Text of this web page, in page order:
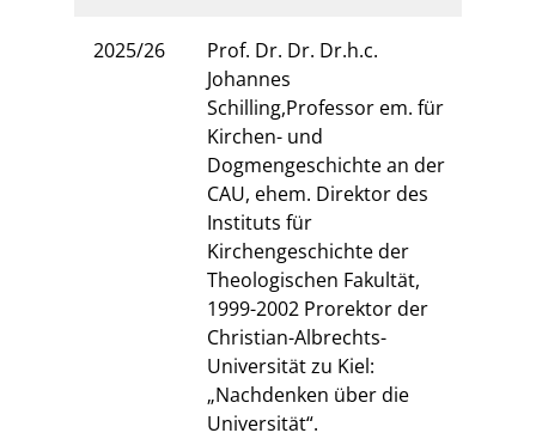
2025/26
Prof. Dr. Dr. Dr.h.c.
Johannes
Schilling,Professor em. für
Kirchen- und
Dogmengeschichte an der
CAU, ehem. Direktor des
Instituts für
Kirchengeschichte der
Theologischen Fakultät,
1999-2002 Prorektor der
Christian-Albrechts-
Universität zu Kiel:
„Nachdenken über die
Universität“.